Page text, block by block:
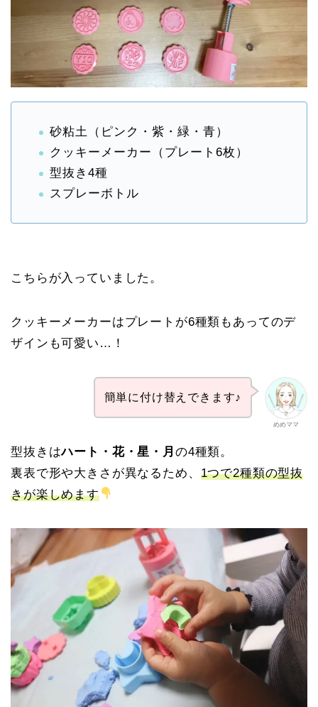
砂粘土（ピンク・紫・緑・青）
クッキーメーカー（プレート6枚）
型抜き4種
スプレーボトル
こちらが入っていました。
クッキーメーカーはプレートが6種類もあってのデ
ザインも可愛い…！
めめママ
簡単に付け替えできます♪
型抜きはハート・花・星・月 の4種類。
裏表で形や大きさが異なるため、 1つで2種類の型抜
きが楽しめます